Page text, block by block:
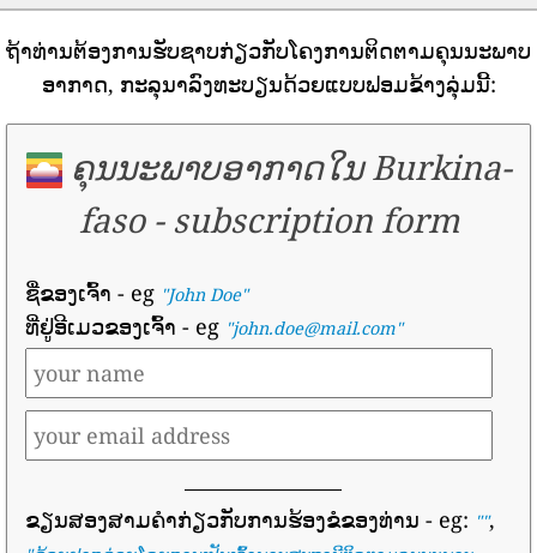
ຖ້າທ່ານຕ້ອງການຮັບຊາບກ່ຽວກັບໂຄງການຕິດຕາມຄຸນນະພາບ
ອາກາດ, ກະລຸນາລົງທະບຽນດ້ວຍແບບຟອມຂ້າງລຸ່ມນີ້:
ຄຸນນະພາບອາກາດໃນ Burkina-
faso- subscription form
ຊື່ຂອງເຈົ້າ - eg "John Doe"
ທີ່ຢູ່ອີເມວຂອງເຈົ້າ - eg "john.doe@mail.com"
ຂຽນສອງສາມຄໍາກ່ຽວກັບການຮ້ອງຂໍຂອງທ່ານ - eg: "",